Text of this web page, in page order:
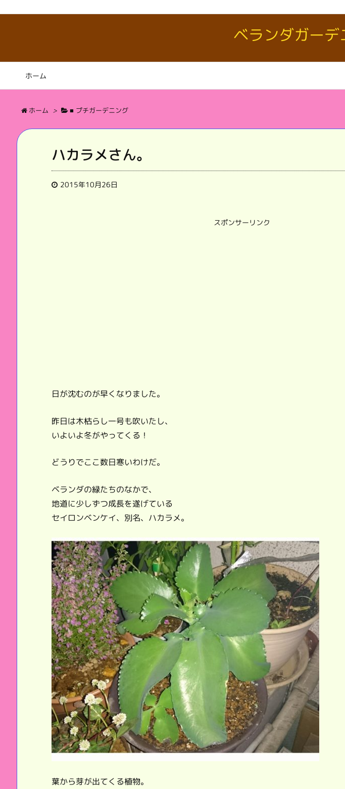
ベランダガー
ホーム
ホーム > ■ プチガーデニング
ハカラメさん。
2015年10月26日
スポンサーリンク
日が沈むのが早くなりました。
昨日は木枯らし一号も吹いたし、
いよいよ冬がやってくる！
どうりでここ数日寒いわけだ。
ベランダの緑たちのなかで、
地道に少しずつ成長を遂げている
セイロンベンケイ、別名、ハカラメ。
葉から芽が出てくる植物。